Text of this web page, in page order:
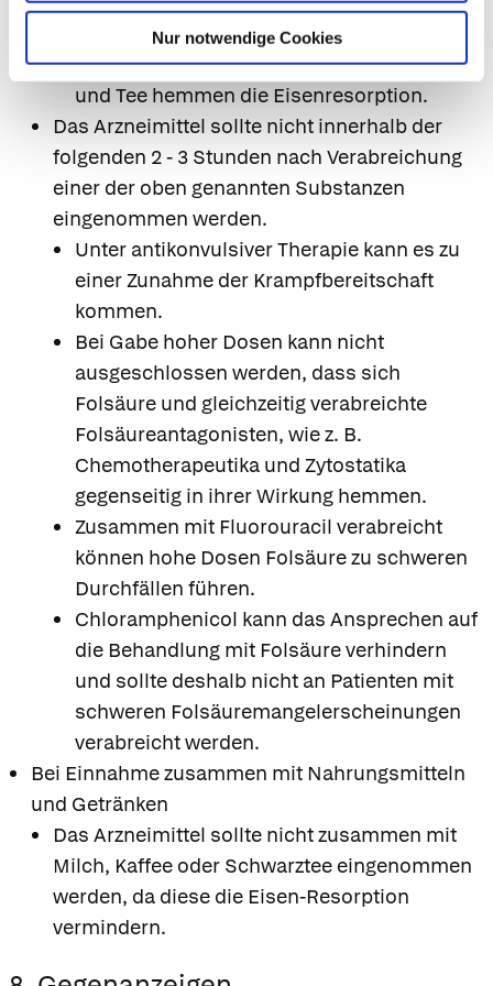
Nur notwendige Cookies
Eisenbindende Substanzen wie Phosphate,
Phytate oder Oxalate sowie Milch, Kaffee
und Tee hemmen die Eisenresorption.
Das Arzneimittel sollte nicht innerhalb der
folgenden 2 - 3 Stunden nach Verabreichung
einer der oben genannten Substanzen
eingenommen werden.
Unter antikonvulsiver Therapie kann es zu
einer Zunahme der Krampfbereitschaft
kommen.
Bei Gabe hoher Dosen kann nicht
ausgeschlossen werden, dass sich
Folsäure und gleichzeitig verabreichte
Folsäureantagonisten, wie z. B.
Chemotherapeutika und Zytostatika
gegenseitig in ihrer Wirkung hemmen.
Zusammen mit Fluorouracil verabreicht
können hohe Dosen Folsäure zu schweren
Durchfällen führen.
Chloramphenicol kann das Ansprechen auf
die Behandlung mit Folsäure verhindern
und sollte deshalb nicht an Patienten mit
schweren Folsäuremangelerscheinungen
verabreicht werden.
Bei Einnahme zusammen mit Nahrungsmitteln
und Getränken
Das Arzneimittel sollte nicht zusammen mit
Milch, Kaffee oder Schwarztee eingenommen
werden, da diese die Eisen-Resorption
vermindern.